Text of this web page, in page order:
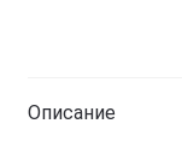
Описание